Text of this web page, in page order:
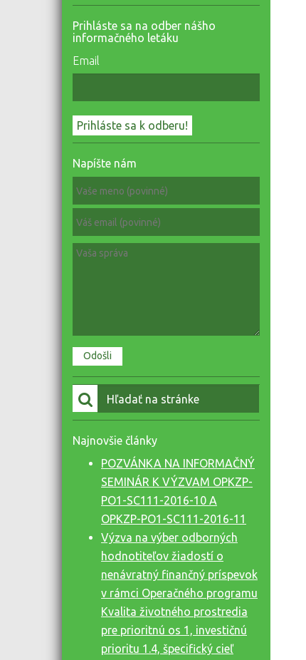
Prihláste sa na odber nášho
informačného letáku
Email
Napíšte nám
Vyhľadať:
Najnovšie články
POZVÁNKA NA INFORMAČNÝ
SEMINÁR K VÝZVAM OPKZP-
PO1-SC111-2016-10 A
OPKZP-PO1-SC111-2016-11
Výzva na výber odborných
hodnotiteľov žiadostí o
nenávratný finančný príspevok
v rámci Operačného programu
Kvalita životného prostredia
pre prioritnú os 1, investičnú
prioritu 1.4, špecifický cieľ